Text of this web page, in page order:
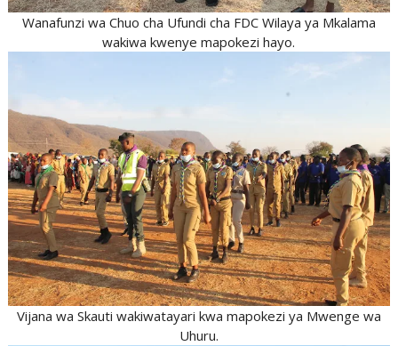
Wanafunzi wa Chuo cha Ufundi cha FDC Wilaya ya Mkalama
wakiwa kwenye mapokezi hayo.
Vijana wa Skauti wakiwatayari kwa mapokezi ya Mwenge wa
Uhuru.